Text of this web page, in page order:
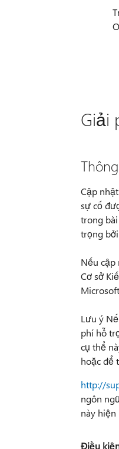
Giải
Cập
sự cố
trong
trọng
Nếu cập
Cơ sở
Lưu ý
phí hỗ
cụ thể
hoặc để
http://
ngôn
này
Điều